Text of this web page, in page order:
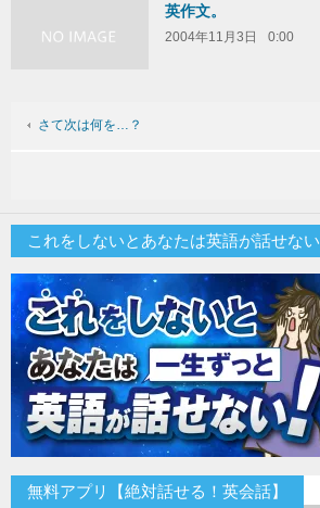
英作文。
2004年11月3日 0:00
さて次は何を…？
これをしないとあなたは英語が話せない
無料アプリ【絶対話せる！英会話】